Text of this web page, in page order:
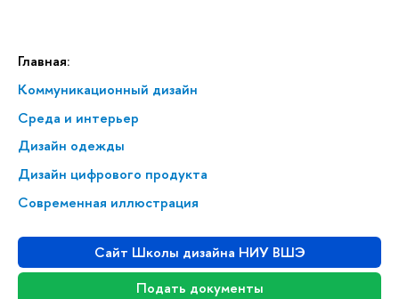
Главная:
Коммуникационный дизайн
Среда и интерьер
Дизайн одежды
Дизайн цифрового продукта
Современная иллюстрация
Сайт Школы дизайна НИУ ВШЭ
Подать документы